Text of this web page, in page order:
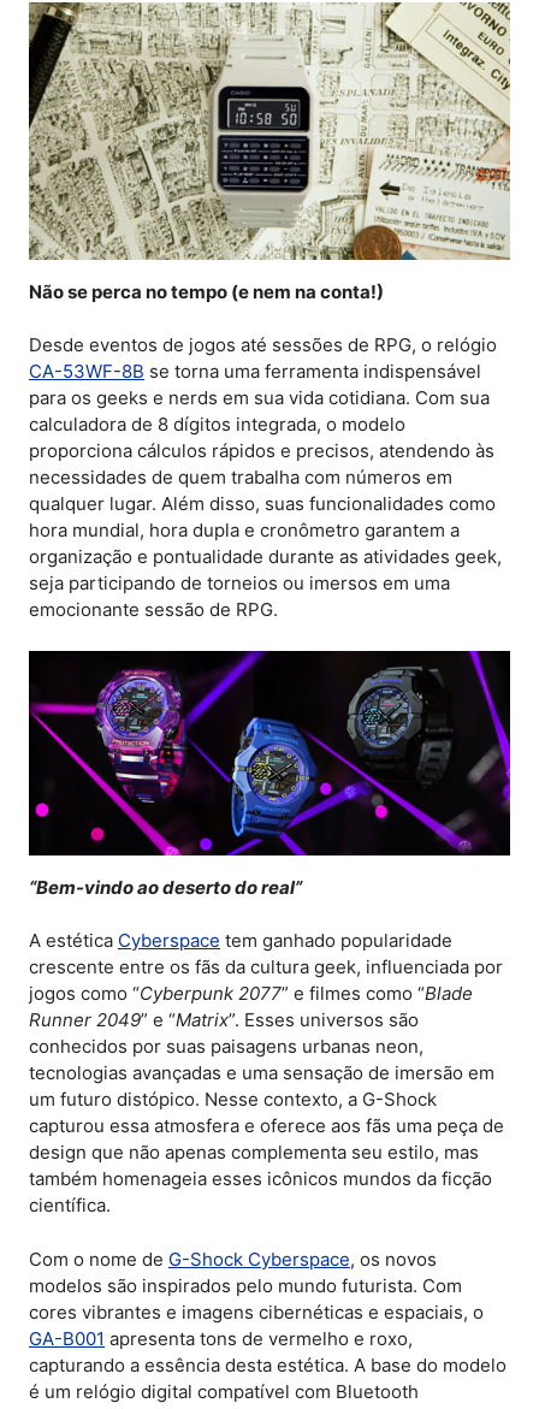
Não se perca no tempo (e nem na conta!)
Desde eventos de jogos até sessões de RPG, o relógio
CA-53WF-8B se torna uma ferramenta indispensável
para os geeks e nerds em sua vida cotidiana. Com sua
calculadora de 8 dígitos integrada, o modelo
proporciona cálculos rápidos e precisos, atendendo às
necessidades de quem trabalha com números em
qualquer lugar. Além disso, suas funcionalidades como
hora mundial, hora dupla e cronômetro garantem a
organização e pontualidade durante as atividades geek,
seja participando de torneios ou imersos em uma
emocionante sessão de RPG.
“Bem-vindo ao deserto do real”
A estética Cyberspace tem ganhado popularidade
crescente entre os fãs da cultura geek, influenciada por
jogos como “Cyberpunk 2077” e filmes como “Blade
Runner 2049” e “Matrix”. Esses universos são
conhecidos por suas paisagens urbanas neon,
tecnologias avançadas e uma sensação de imersão em
um futuro distópico. Nesse contexto, a G-Shock
capturou essa atmosfera e oferece aos fãs uma peça de
design que não apenas complementa seu estilo, mas
também homenageia esses icônicos mundos da ficção
científica.
Com o nome de G-Shock Cyberspace, os novos
modelos são inspirados pelo mundo futurista. Com
cores vibrantes e imagens cibernéticas e espaciais, o
GA-B001 apresenta tons de vermelho e roxo,
capturando a essência desta estética. A base do modelo
é um relógio digital compatível com Bluetooth